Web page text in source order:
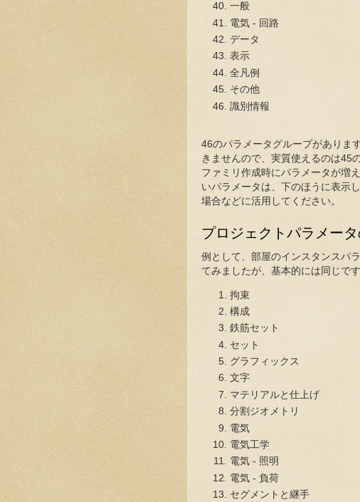
一般
電気 - 回路
データ
表示
全凡例
その他
識別情報
46のパラメータグループがありま
きませんので、実質使えるのは45
ファミリ作成時にパラメータが増
いパラメータは、下のほうに表示
場合などに活用してください。
プロジェクトパラメー
例として、部屋のインスタンスパ
てみましたが、基本的には同じで
拘束
構成
鉄筋セット
セット
グラフィックス
文字
マテリアルと仕上げ
分割ジオメトリ
電気
電気工学
電気 - 照明
電気 - 負荷
セグメントと継手